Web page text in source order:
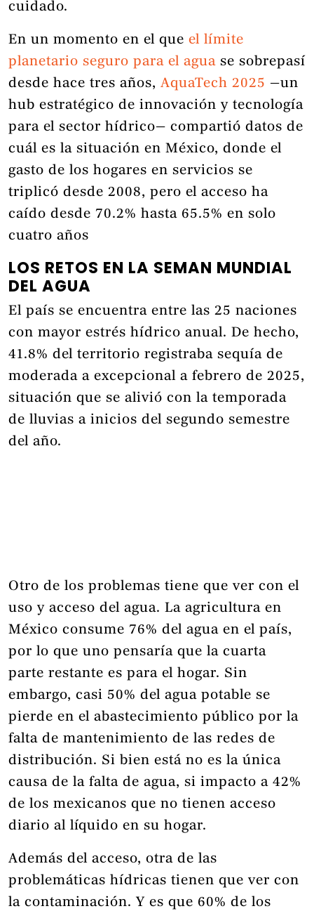
cuidado.
En un momento en el que el límite
planetario seguro para el agua se sobrepasí
desde hace tres años, AquaTech 2025 —un
hub estratégico de innovación y tecnología
para el sector hídrico— compartió datos de
cuál es la situación en México, donde el
gasto de los hogares en servicios se
triplicó desde 2008, pero el acceso ha
caído desde 70.2% hasta 65.5% en solo
cuatro años
LOS RETOS EN LA SEMAN MUNDIAL
DEL AGUA
El país se encuentra entre las 25 naciones
con mayor estrés hídrico anual. De hecho,
41.8% del territorio registraba sequía de
moderada a excepcional a febrero de 2025,
situación que se alivió con la temporada
de lluvias a inicios del segundo semestre
del año.
Otro de los problemas tiene que ver con el
uso y acceso del agua. La agricultura en
México consume 76% del agua en el país,
por lo que uno pensaría que la cuarta
parte restante es para el hogar. Sin
embargo, casi 50% del agua potable se
pierde en el abastecimiento público por la
falta de mantenimiento de las redes de
distribución. Si bien está no es la única
causa de la falta de agua, si impacto a 42%
de los mexicanos que no tienen acceso
diario al líquido en su hogar.
Además del acceso, otra de las
problemáticas hídricas tienen que ver con
la contaminación. Y es que 60% de los